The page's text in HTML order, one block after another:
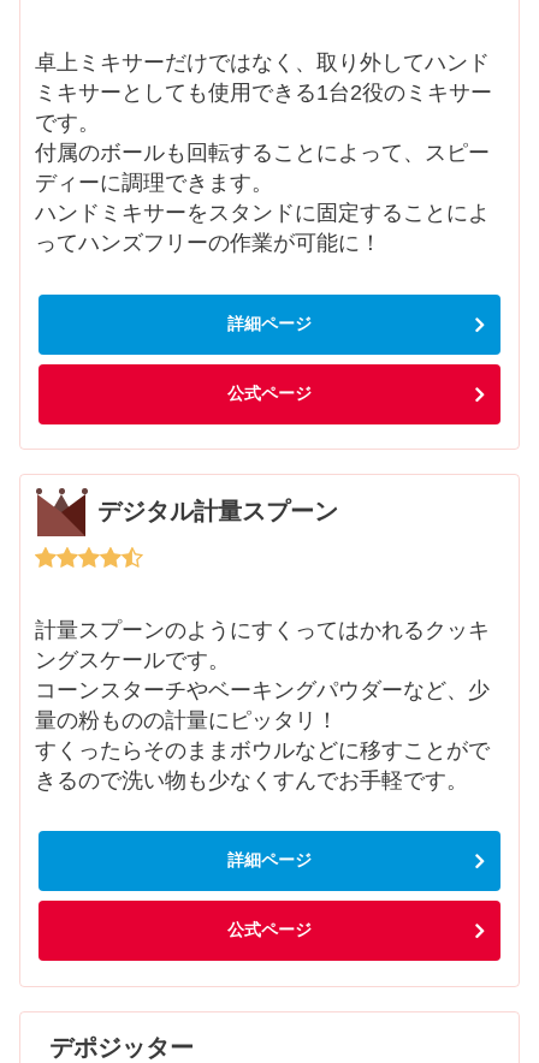
卓上ミキサーだけではなく、取り外してハンド
ミキサーとしても使用できる1台2役のミキサー
です。
付属のボールも回転することによって、スピー
ディーに調理できます。
ハンドミキサーをスタンドに固定することによ
ってハンズフリーの作業が可能に！
詳細ページ
公式ページ
デジタル計量スプーン
計量スプーンのようにすくってはかれるクッキ
ングスケールです。
コーンスターチやベーキングパウダーなど、少
量の粉ものの計量にピッタリ！
すくったらそのままボウルなどに移すことがで
きるので洗い物も少なくすんでお手軽です。
詳細ページ
公式ページ
デポジッター